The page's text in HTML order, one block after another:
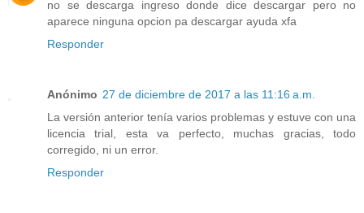
no se descarga ingreso donde dice descargar pero no
aparece ninguna opcion pa descargar ayuda xfa
Responder
Anónimo 27 de diciembre de 2017 a las 11:16 a.m.
La versión anterior tenía varios problemas y estuve con una
licencia trial, esta va perfecto, muchas gracias, todo
corregido, ni un error.
Responder